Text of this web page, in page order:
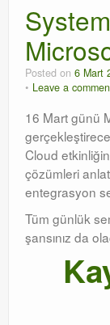
SCOM
Orchestrator
Watchguard
PHP &
Exchange
Posted on 6 Mart
Leave a
16 Mart günü
Cloud
çözümleri
entegrasyon
Tüm günlük
şansınız da